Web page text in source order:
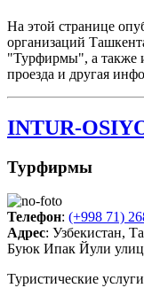
На этой странице
организаций
"Турфирмы", а также
проезда и другая
INTUR-
Турфирмы
Телефон: (+998 71)
Адрес: Узбекистан,
Буюк Ипак Йули
Туристические